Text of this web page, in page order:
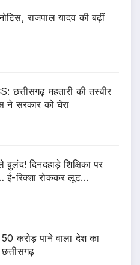
राजपाल यादव की बढ़ीं
छत्तीसगढ़ महतारी की तस्वीर
ने सरकार को घेरा
बुलंद! दिनदहाड़े शिक्षिका पर
ई-रिक्शा रोककर लूट…
करोड़ पाने वाला देश का